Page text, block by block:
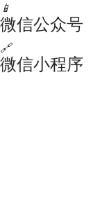
📱
微信公众号
🔗
微信小程序